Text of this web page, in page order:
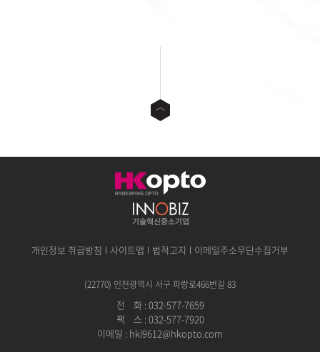
개인정보 취급방침 사이트맵 법적고지 이메일주소무단수집거부
(22770) 인천광역시 서구 파랑로466번길 83
전
화 : 032-577-7659
팩
스 : 032-577-7920
이메일 : hki9612@hkopto.com